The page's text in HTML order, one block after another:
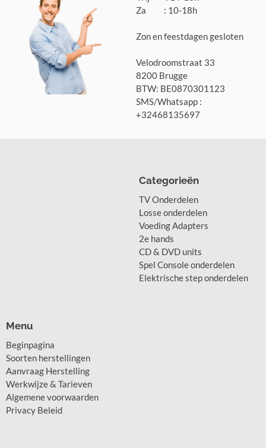
Za : 10-18h
Zon en feestdagen gesloten
Velodroomstraat 33
8200 Brugge
BTW: BE0870301123
SMS/Whatsapp :
+32468135697
Categorieën
TV Onderdelen
Losse onderdelen
Voeding Adapters
2e hands
CD & DVD units
Spel Console onderdelen
Elektrische step onderdelen
Menu
Beginpagina
Soorten herstellingen
Aanvraag Herstelling
Werkwijze & Tarieven
Algemene voorwaarden
Privacy Beleid